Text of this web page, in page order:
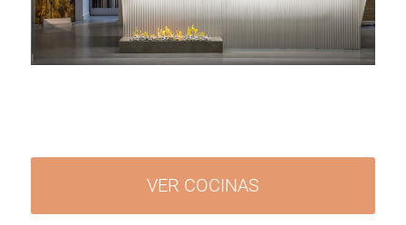
VER COCINAS